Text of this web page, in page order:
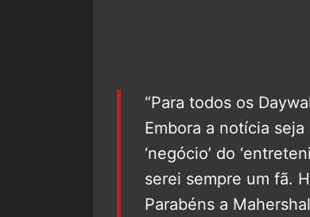
“Para todos os
Embora a notícia
‘negócio’ do
serei sempre um fã.
Parabéns a